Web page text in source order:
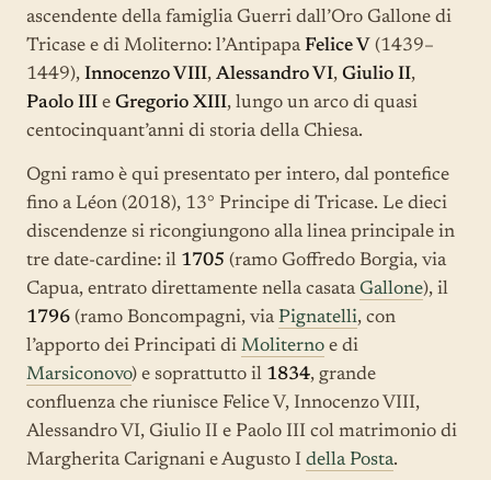
ascendente della famiglia Guerri dall’Oro Gallone di
Tricase e di Moliterno: l’AntipapaFelice V (1439–
1449), Innocenzo VIII, Alessandro VI, Giulio II,
Paolo III e Gregorio XIII, lungo un arco di quasi
centocinquant’anni di storia della Chiesa.
Ogni ramo è qui presentato per intero, dal pontefice
fino a Léon (2018), 13° Principe di Tricase. Le dieci
discendenze si ricongiungono alla linea principale in
tre date-cardine: il 1705 (ramo Goffredo Borgia, via
Capua, entrato direttamente nella casata Gallone), il
1796 (ramo Boncompagni, via Pignatelli, con
l’apporto dei Principati di Moliterno e di
Marsiconovo) e soprattutto il 1834, grande
confluenza che riunisce Felice V, Innocenzo VIII,
Alessandro VI, Giulio II e Paolo III col matrimonio di
Margherita Carignani e Augusto I della Posta.